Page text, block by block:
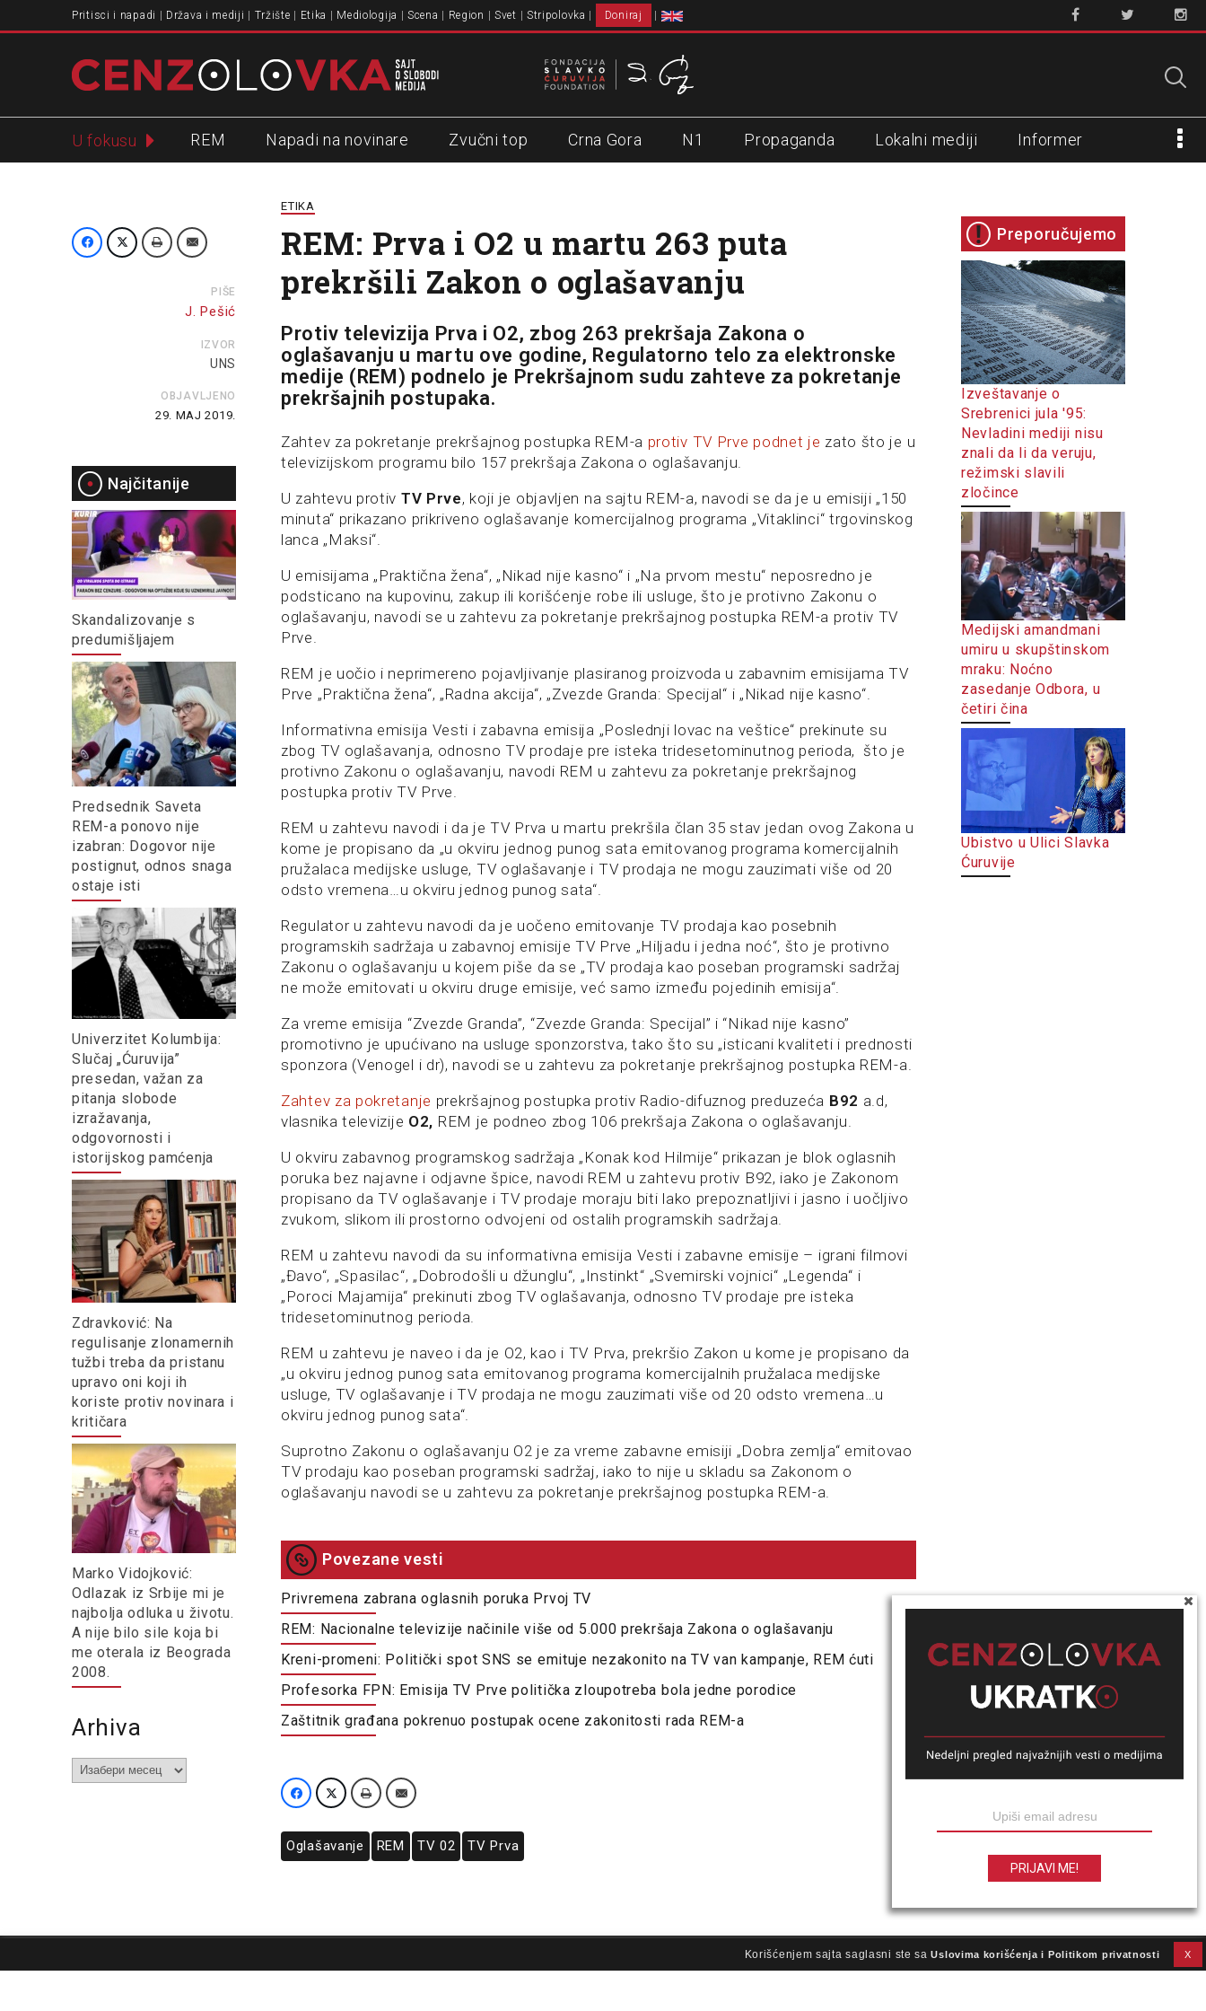
Pritisci i napadi Država i mediji Tržište Etika Mediologija Scena Region Svet Stripolovka Doniraj
U fokusu REM Napadi na novinare Zvučni top Crna Gora N1 Propaganda Lokalni mediji Informer
PIŠE
J. Pešić
IZVOR
UNS
OBJAVLJENO
29. MAJ 2019.
Najčitanije
Skandalizovanje s
predumišljajem
Predsednik Saveta
REM-a ponovo nije
izabran: Dogovor nije
postignut, odnos snaga
ostaje isti
Univerzitet Kolumbija:
Slučaj „Ćuruvija”
presedan, važan za
pitanja slobode
izražavanja,
odgovornosti i
istorijskog pamćenja
Zdravković: Na
regulisanje zlonamernih
tužbi treba da pristanu
upravo oni koji ih
koriste protiv novinara i
kritičara
Marko Vidojković:
Odlazak iz Srbije mi je
najbolja odluka u životu.
A nije bilo sile koja bi
me oterala iz Beograda
2008.
Arhiva
Arhiva
ETIKA
REM: Prva i O2 u martu 263 puta
prekršili Zakon o oglašavanju
Protiv televizija Prva i O2, zbog 263 prekršaja Zakona o
oglašavanju u martu ove godine, Regulatorno telo za elektronske
medije (REM) podnelo je Prekršajnom sudu zahteve za pokretanje
prekršajnih postupaka.
Zahtev za pokretanje prekršajnog postupka REM-a protiv TV Prve podnet je zato što je u
televizijskom programu bilo 157 prekršaja Zakona o oglašavanju.
U zahtevu protiv TV Prve, koji je objavljen na sajtu REM-a, navodi se da je u emisiji „150
minuta“ prikazano prikriveno oglašavanje komercijalnog programa „Vitaklinci“ trgovinskog
lanca „Maksi“.
U emisijama „Praktična žena“, „Nikad nije kasno“ i „Na prvom mestu“ neposredno je
podsticano na kupovinu, zakup ili korišćenje robe ili usluge, što je protivno Zakonu o
oglašavanju, navodi se u zahtevu za pokretanje prekršajnog postupka REM-a protiv TV
Prve.
REM je uočio i neprimereno pojavljivanje plasiranog proizvoda u zabavnim emisijama TV
Prve „Praktična žena“, „Radna akcija“, „Zvezde Granda: Specijal“ i „Nikad nije kasno“.
Informativna emisija Vesti i zabavna emisija „Poslednji lovac na veštice“ prekinute su
zbog TV oglašavanja, odnosno TV prodaje pre isteka tridesetominutnog perioda, što je
protivno Zakonu o oglašavanju, navodi REM u zahtevu za pokretanje prekršajnog
postupka protiv TV Prve.
REM u zahtevu navodi i da je TV Prva u martu prekršila član 35 stav jedan ovog Zakona u
kome je propisano da „u okviru jednog punog sata emitovanog programa komercijalnih
pružalaca medijske usluge, TV oglašavanje i TV prodaja ne mogu zauzimati više od 20
odsto vremena…u okviru jednog punog sata“.
Regulator u zahtevu navodi da je uočeno emitovanje TV prodaja kao posebnih
programskih sadržaja u zabavnoj emisije TV Prve „Hiljadu i jedna noć“, što je protivno
Zakonu o oglašavanju u kojem piše da se „TV prodaja kao poseban programski sadržaj
ne može emitovati u okviru druge emisije, već samo između pojedinih emisija“.
Za vreme emisija “Zvezde Granda”, “Zvezde Granda: Specijal” i “Nikad nije kasno”
promotivno je upućivano na usluge sponzorstva, tako što su „isticani kvaliteti i prednosti
sponzora (Venogel i dr), navodi se u zahtevu za pokretanje prekršajnog postupka REM-a.
Zahtev za pokretanje prekršajnog postupka protiv Radio-difuznog preduzeća B92 a.d,
vlasnika televizije O2, REM je podneo zbog 106 prekršaja Zakona o oglašavanju.
U okviru zabavnog programskog sadržaja „Konak kod Hilmije“ prikazan je blok oglasnih
poruka bez najavne i odjavne špice, navodi REM u zahtevu protiv B92, iako je Zakonom
propisano da TV oglašavanje i TV prodaje moraju biti lako prepoznatljivi i jasno i uočljivo
zvukom, slikom ili prostorno odvojeni od ostalih programskih sadržaja.
REM u zahtevu navodi da su informativna emisija Vesti i zabavne emisije – igrani filmovi
„Đavo“, „Spasilac“, „Dobrodošli u džunglu“, „Instinkt“ „Svemirski vojnici“ „Legenda“ i
„Poroci Majamija“ prekinuti zbog TV oglašavanja, odnosno TV prodaje pre isteka
tridesetominutnog perioda.
REM u zahtevu je naveo i da je O2, kao i TV Prva, prekršio Zakon u kome je propisano da
„u okviru jednog punog sata emitovanog programa komercijalnih pružalaca medijske
usluge, TV oglašavanje i TV prodaja ne mogu zauzimati više od 20 odsto vremena…u
okviru jednog punog sata“.
Suprotno Zakonu o oglašavanju O2 je za vreme zabavne emisiji „Dobra zemlja“ emitovao
TV prodaju kao poseban programski sadržaj, iako to nije u skladu sa Zakonom o
oglašavanju navodi se u zahtevu za pokretanje prekršajnog postupka REM-a.
Povezane vesti
Privremena zabrana oglasnih poruka Prvoj TV
REM: Nacionalne televizije načinile više od 5.000 prekršaja Zakona o oglašavanju
Kreni-promeni: Politički spot SNS se emituje nezakonito na TV van kampanje, REM ćuti
Profesorka FPN: Emisija TV Prve politička zloupotreba bola jedne porodice
Zaštitnik građana pokrenuo postupak ocene zakonitosti rada REM-a
Oglašavanje REM TV 02 TV Prva
Preporučujemo
Izveštavanje o
Srebrenici jula '95:
Nevladini mediji nisu
znali da li da veruju,
režimski slavili
zločince
Medijski amandmani
umiru u skupštinskom
mraku: Noćno
zasedanje Odbora, u
četiri čina
Ubistvo u Ulici Slavka
Ćuruvije
Korišćenjem sajta saglasni ste saUslovima korišćenja i Politikom privatnosti X